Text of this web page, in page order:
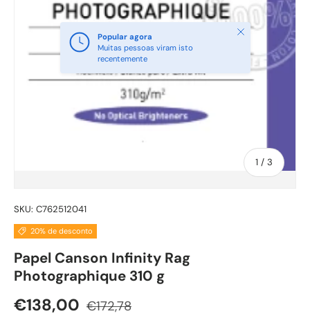
1 / de
3
Popular agora
Muitas pessoas viram isto
recentemente
Fechar
SKU: C762512041
20% de desconto
Papel Canson Infinity Rag
Photographique 310 g
Preço de venda
€138,00 Preço normal
€172,78